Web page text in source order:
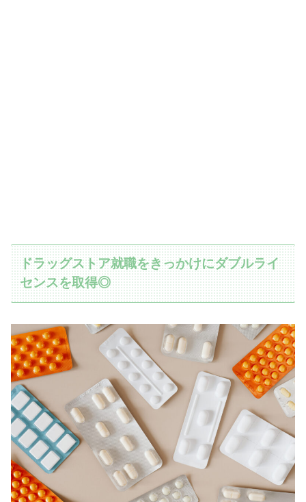
ドラッグストア就職をきっかけにダブルライ
センスを取得◎